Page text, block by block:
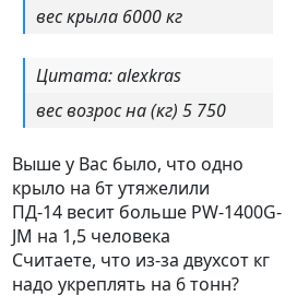
вес крыла 6000 кг
Цитата: alexkras
вес возрос на (кг) 5 750
Выше у Вас было, что одно
крыло на 6т утяжелили
ПД-14 весит больше PW-1400G-
JM на 1,5 человека
Считаете, что из-за двухсот кг
надо укреплять на 6 тонн?